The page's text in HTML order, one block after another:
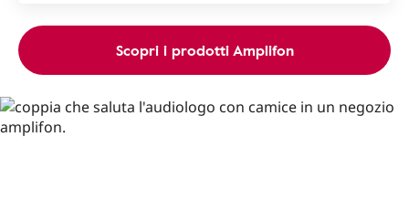
Scopri i prodotti Amplifon